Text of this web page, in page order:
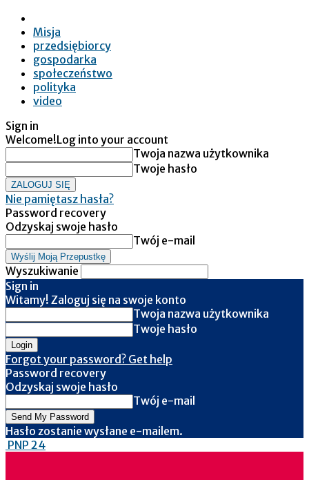
Misja
przedsiębiorcy
gospodarka
społeczeństwo
polityka
video
Sign in
Welcome!Log into your account
Twoja nazwa użytkownika
Twoje hasło
Nie pamiętasz hasła?
Password recovery
Odzyskaj swoje hasło
Twój e-mail
Wyszukiwanie
Sign in
Witamy! Zaloguj się na swoje konto
Twoja nazwa użytkownika
Twoje hasło
Forgot your password? Get help
Password recovery
Odzyskaj swoje hasło
Twój e-mail
Hasło zostanie wysłane e-mailem.
PNP 24